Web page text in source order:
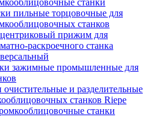
станки
пильные торцовочные для
станков
прижим для
раскроечного станка
зажимные промышленные для
и разделительные
станков Riepe
станки